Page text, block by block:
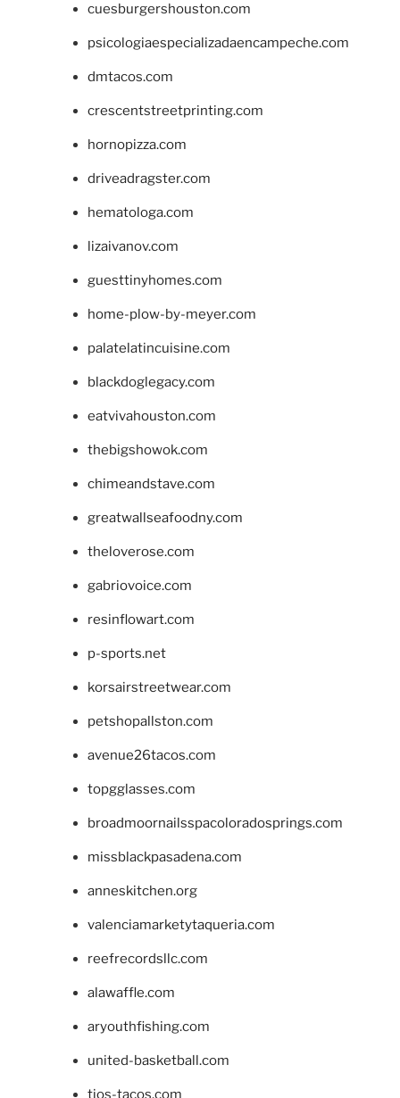
cuesburgershouston.com
psicologiaespecializadaencampeche.com
dmtacos.com
crescentstreetprinting.com
hornopizza.com
driveadragster.com
hematologa.com
lizaivanov.com
guesttinyhomes.com
home-plow-by-meyer.com
palatelatincuisine.com
blackdoglegacy.com
eatvivahouston.com
thebigshowok.com
chimeandstave.com
greatwallseafoodny.com
theloverose.com
gabriovoice.com
resinflowart.com
p-sports.net
korsairstreetwear.com
petshopallston.com
avenue26tacos.com
topgglasses.com
broadmoornailsspacoloradosprings.com
missblackpasadena.com
anneskitchen.org
valenciamarketytaqueria.com
reefrecordsllc.com
alawaffle.com
aryouthfishing.com
united-basketball.com
tios-tacos.com